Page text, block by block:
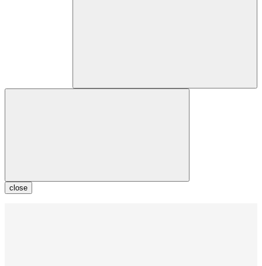
close